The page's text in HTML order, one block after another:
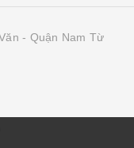
- Quận Nam Từ